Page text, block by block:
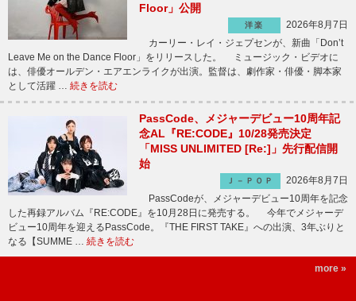
Floor」公開
洋楽
2026年8月7日
カーリー・レイ・ジェプセンが、新曲「Don’t
Leave Me on the Dance Floor」をリリースした。 ミュージック・ビデオに
は、俳優オールデン・エアエンライクが出演。監督は、劇作家・俳優・脚本家
として活躍 … 続きを読む
PassCode、メジャーデビュー10周年記
念AL『RE:CODE』10/28発売決定
「MISS UNLIMITED [Re:]」先行配信開
始
Ｊ－ＰＯＰ
2026年8月7日
PassCodeが、メジャーデビュー10周年を記念
した再録アルバム『RE:CODE』を10月28日に発売する。 今年でメジャーデ
ビュー10周年を迎えるPassCode。『THE FIRST TAKE』への出演、3年ぶりと
なる【SUMME … 続きを読む
more »